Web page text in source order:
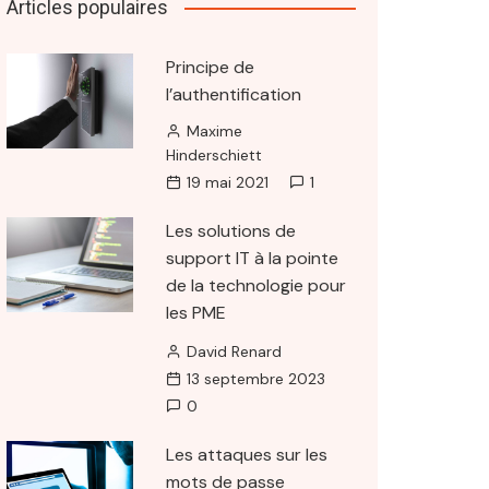
Articles populaires
Principe de
l’authentification
Maxime
Hinderschiett
19 mai 2021
1
Les solutions de
support IT à la pointe
de la technologie pour
les PME
David Renard
13 septembre 2023
0
Les attaques sur les
mots de passe